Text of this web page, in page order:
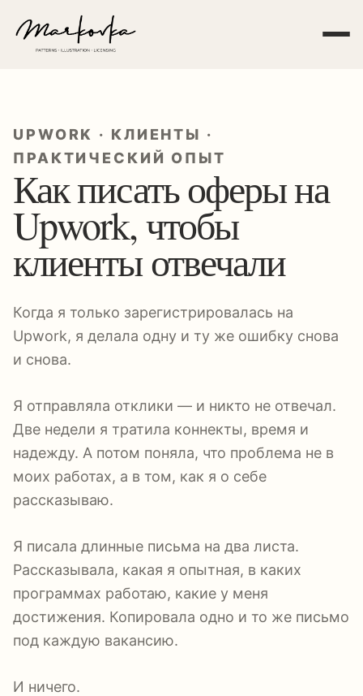
UPWORK · КЛИЕНТЫ ·
ПРАКТИЧЕСКИЙ ОПЫТ
Как писать оферы на
Upwork, чтобы
клиенты отвечали
Когда я только зарегистрировалась на
Upwork, я делала одну и ту же ошибку снова
и снова.
Я отправляла отклики — и никто не отвечал.
Две недели я тратила коннекты, время и
надежду. А потом поняла, что проблема не в
моих работах, а в том, как я о себе
рассказываю.
Я писала длинные письма на два листа.
Рассказывала, какая я опытная, в каких
программах работаю, какие у меня
достижения. Копировала одно и то же письмо
под каждую вакансию.
И ничего.